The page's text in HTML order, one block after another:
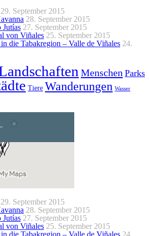
29. September 2015
28. September 2015
Jutías 27. September 2015
von Viñales 25. September 2015
die Tabakregion – Valle de Viñales 24.
Menschen Parks
Tiere Wanderungen Wasser
29. September 2015
28. September 2015
Jutías 27. September 2015
von Viñales 25. September 2015
die Tabakregion – Valle de Viñales 24.